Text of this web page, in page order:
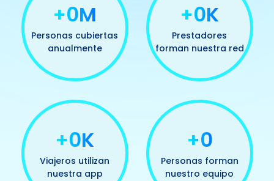
+0M
Personas cubiertas
anualmente
+0K
Prestadores
forman nuestra red
+0K
Viajeros utilizan
nuestra app
+0
Personas forman
nuestro equipo